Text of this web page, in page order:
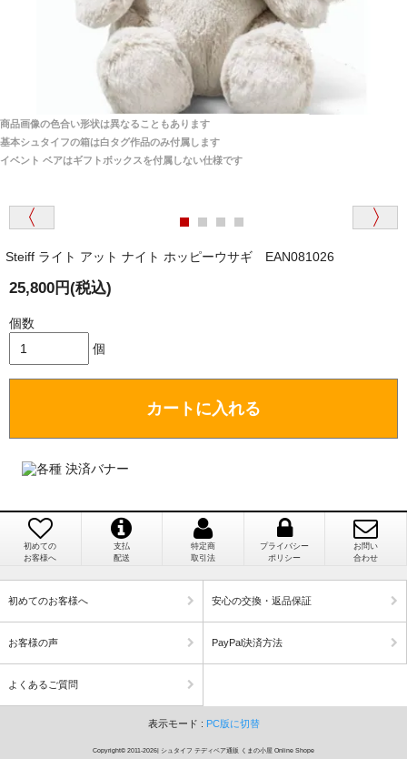
商品は直接海外から届くのですか。受取の際、関税な
どはかかりますか？
商品は全て当店へ入荷させたのち欠品を行いお客様
宅へお届けします。
関税はすべて当店にて処理しますのでお客様のご負担
は一切ありません。
商品が届くまでにはどのくらいの期間がかかります
か？
国内で一度検品をしますので、決済確認後、２～４
週間でのお届けとなります。
（稀に、通関手続き等に時間がかかり、納期が遅れる
ます。）
注文のキャンセルは可能ですか？
お取り寄せ商品となっておりますため、仕入先へ発
個人情報の漏洩は大丈夫でしょうか？
お客様の個人上を送信するにあたり、当店では日本
おります。お買い物・お問い合わせで送信される全て
商品画像と同じ商品が届くのですか？
「送られる際にメールなどで届けて頂きとても
安心感がありました」
大阪府 Y・W 様 （男性）
「取り扱っているNetショップで一番信用出来
兵庫県 A・K 様 （女性）
「ベアちゃんの紹介分が丁寧に書かれていたこ
き、対応に誠実さを感じました」
り」だったこと」
「わざわざ海外から取り寄せてもらえるなんて
すごく心がこもった お店だなぁと感動しまし
商品画像の色合い形状は異なることもあります
基本シュタイフの箱は白タグ作品のみ付属します
イベント ベアはギフトボックスを付属しない仕様です
Steiff ライト アット ナイト ホッピーウサギ EAN081026
25,800円(税込)
個数
個
カートに入れる
初めての
お客様へ
支払
配送
特定商
取引法
プライバシー
ポリシー
お問い
合わせ
初めてのお客様へ 安心の交換・返品保証
お客様の声 PayPal決済方法
よくあるご質問
表示モード : PC版に切替
Copyright© 2011-2026| シュタイフ テディベア通販 くまの小屋 Online Shope